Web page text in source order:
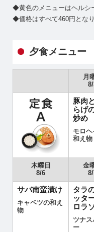
◆黄色のメニューはヘルシ
◆価格はすべて460円となり
夕食メニュー
月
豚肉
らげ
炒め
モロ
和え物
木曜日
8/6
金
サバ南蛮漬け
キャベツの和え
物
タラ
ッタ
ロラ
ツナ
ー